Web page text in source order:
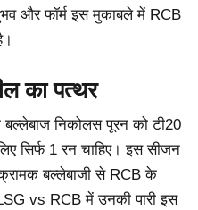
और फॉर्म इस मुकाबले में RCB
का पत्थर
निकोलस पूरन को टी20
सिर्फ 1 रन चाहिए। इस सीजन
बल्लेबाजी से RCB के
vs RCB में उनकी पारी इस